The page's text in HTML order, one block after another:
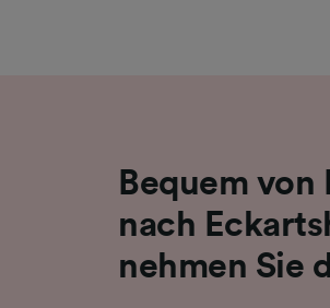
Bequem von
nach
nehmen Sie